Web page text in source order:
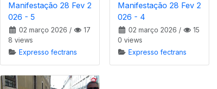
Manifestação 28 Fev 2
026 - 5
02 março 2026 /
17
8 views
Expresso fectrans
Manifestação 28 Fev 2
026 - 4
02 março 2026 /
15
0 views
Expresso fectrans